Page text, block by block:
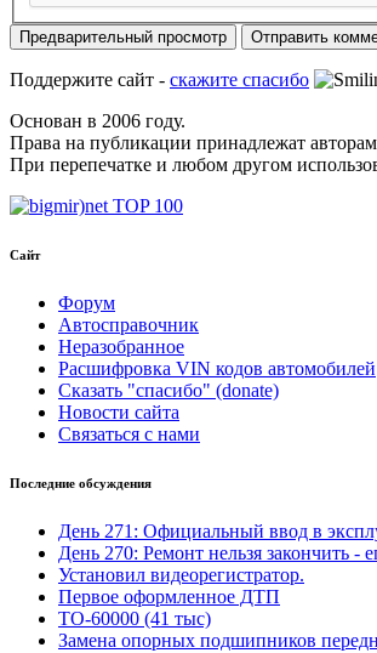
Поддержите сайт - скажите спасибо
Основан в 2006 году.
Права на публикации принадлежат
При перепечатке и любом другом
Сайт
Форум
Автосправочник
Неразобранное
Расшифровка VIN кодов автомобилей
Сказать "спасибо" (donate)
Новости сайта
Связаться с нами
Последние обсуждения
День 271: Официальный ввод в
День 270: Ремонт нельзя закончить -
Установил видеорегистратор.
Первое оформленное ДТП
ТО-60000 (41 тыс)
Замена опорных подшипников